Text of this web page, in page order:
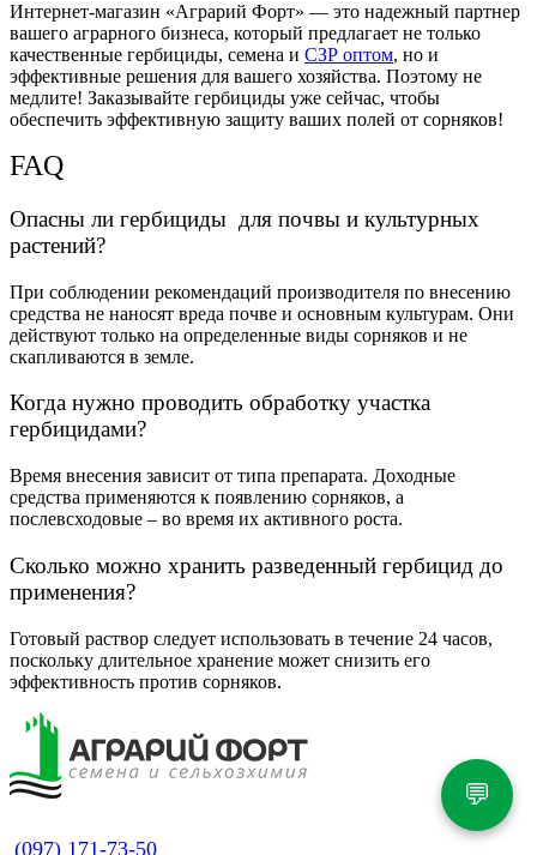
Интернет-магазин «Аграрий Форт» — это надежный партнер
вашего аграрного бизнеса, который предлагает не только
качественные гербициды, семена и СЗР оптом, но и
эффективные решения для вашего хозяйства. Поэтому не
медлите! Заказывайте гербициды уже сейчас, чтобы
обеспечить эффективную защиту ваших полей от сорняков!
FAQ
Опасны ли гербициды для почвы и культурных
растений?
При соблюдении рекомендаций производителя по внесению
средства не наносят вреда почве и основным культурам. Они
действуют только на определенные виды сорняков и не
скапливаются в земле.
Когда нужно проводить обработку участка
гербицидами?
Время внесения зависит от типа препарата. Доходные
средства применяются к появлению сорняков, а
послевсходовые – во время их активного роста.
Сколько можно хранить разведенный гербицид до
применения?
Готовый раствор следует использовать в течение 24 часов,
поскольку длительное хранение может снизить его
эффективность против сорняков.
(097) 171-73-50
💬